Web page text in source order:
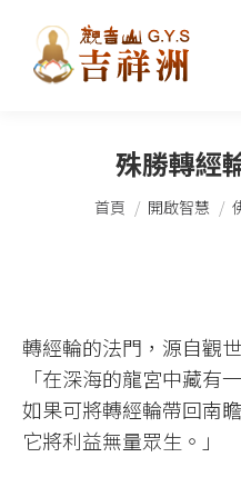
殊勝轉經
您在這裡：
首頁 開啟智慧
轉經輪的法門，源自觀
「在深海的龍宮中藏有
如果可將轉經輪帶回南
它將利益無量眾生。」​